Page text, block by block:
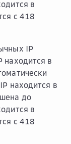
в
с 418
IP
находится в
находится в
до
в
с 418